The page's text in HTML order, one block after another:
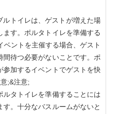
トイレは、ゲストが増えた場
す。ポルタトイレを準備する
ントを主催する場合、ゲスト
待つ必要がないことです。ポ
参加するイベントでゲストを快
;&注意;
タトイレを準備することには
。十分なバスルームがないと